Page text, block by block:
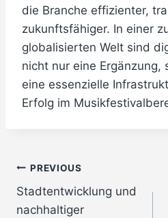
die Branche effizienter,
zukunftsfähiger. In einer
globalisierten Welt sind
nicht nur eine Ergänzung,
eine essenzielle
Erfolg im
Post
navigation
PREVIOUS
Stadtentwicklung und
nachhaltiger